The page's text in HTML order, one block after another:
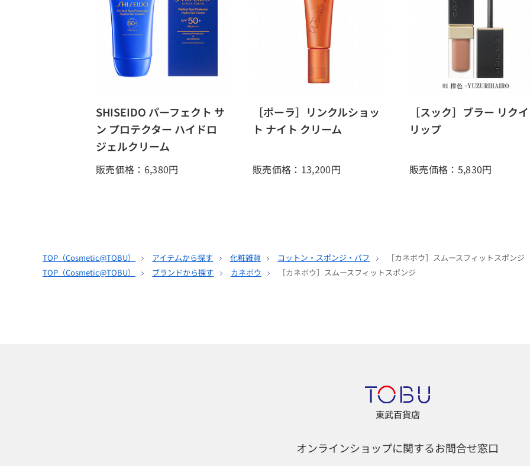
SHISEIDO パーフェクト サ
ン プロテクター ハイドロ
ジェルクリーム
販売価格：6,380円
［ポーラ］リンクルショッ
ト ナイト クリーム
販売価格：13,200円
［スック］ブラー リク
リップ
販売価格：5,830円
TOP（Cosmetic@TOBU） アイテムから探す 化粧雑貨 コットン・スポンジ・パフ
［カネボウ］スムースフィットスポンジ
TOP（Cosmetic@TOBU） ブランドから探す カネボウ ［カネボウ］スムースフィットスポンジ
東武百貨店
オンラインショップに関するお問合せ窓口